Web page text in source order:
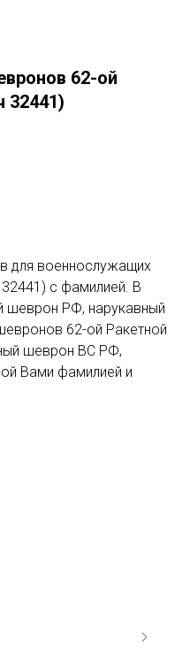
62-ой
32441)
для военнослужащих
c фамилией. В
шеврон РФ, нарукавный
62-ой Ракетной
шеврон ВС РФ,
Вами фамилией и